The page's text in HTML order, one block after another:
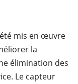
mis en œuvre
la
élimination des
Le capteur